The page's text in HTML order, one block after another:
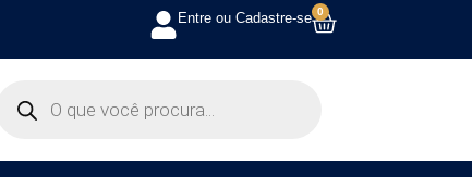
Entre ou Cadastre-se 0